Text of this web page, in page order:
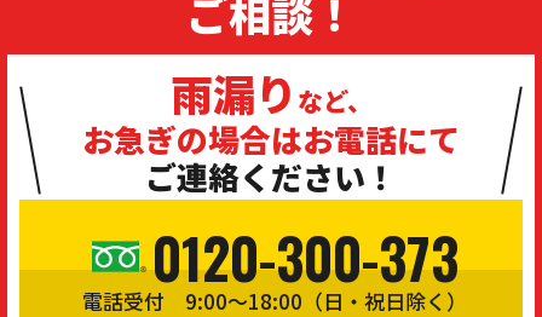
ご相談！
雨漏り など、
お急ぎの場合はお電話にて
ご連絡ください！
0120-300-373
電話受付 9:00〜18:00（日・祝日除く）